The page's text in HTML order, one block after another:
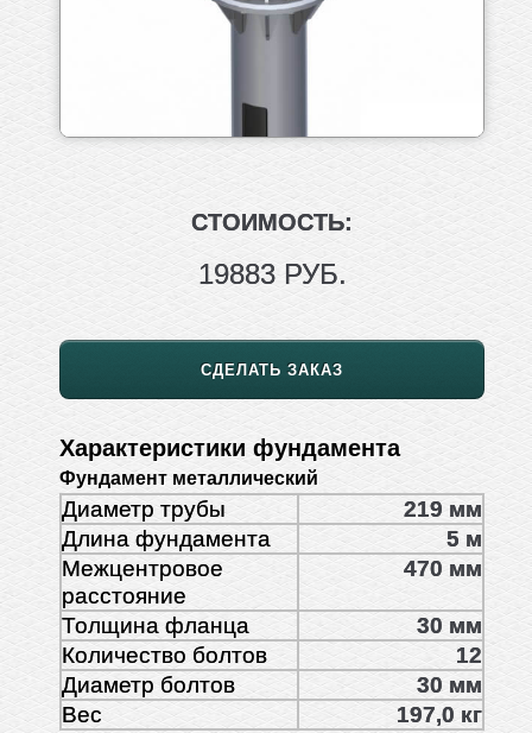
СТОИМОСТЬ:
19883 РУБ.
СДЕЛАТЬ ЗАКАЗ
Характеристики фундамента
Фундамент металлический
Диаметр трубы
219 мм
Длина фундамента
5 м
Межцентровое
расстояние
470 мм
Толщина фланца
30 мм
Количество болтов
12
Диаметр болтов
30 мм
Вес
197,0 кг